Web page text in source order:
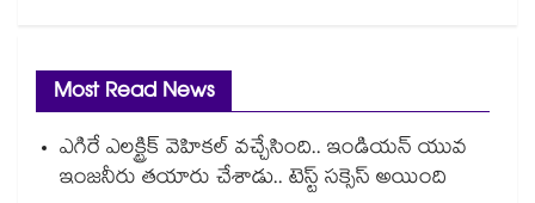
Most Read News
ఎగిరే ఎలక్ట్రిక్ వెహికల్ వచ్చేసింది.. ఇండియన్ యువ
ఇంజనీరు తయారు చేశాడు.. టెస్ట్ సక్సెస్ అయింది